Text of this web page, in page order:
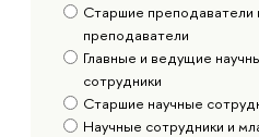
Старшие преподаватели
преподаватели
Главные и ведущие
сотрудники
Старшие научные
Научные сотрудники и